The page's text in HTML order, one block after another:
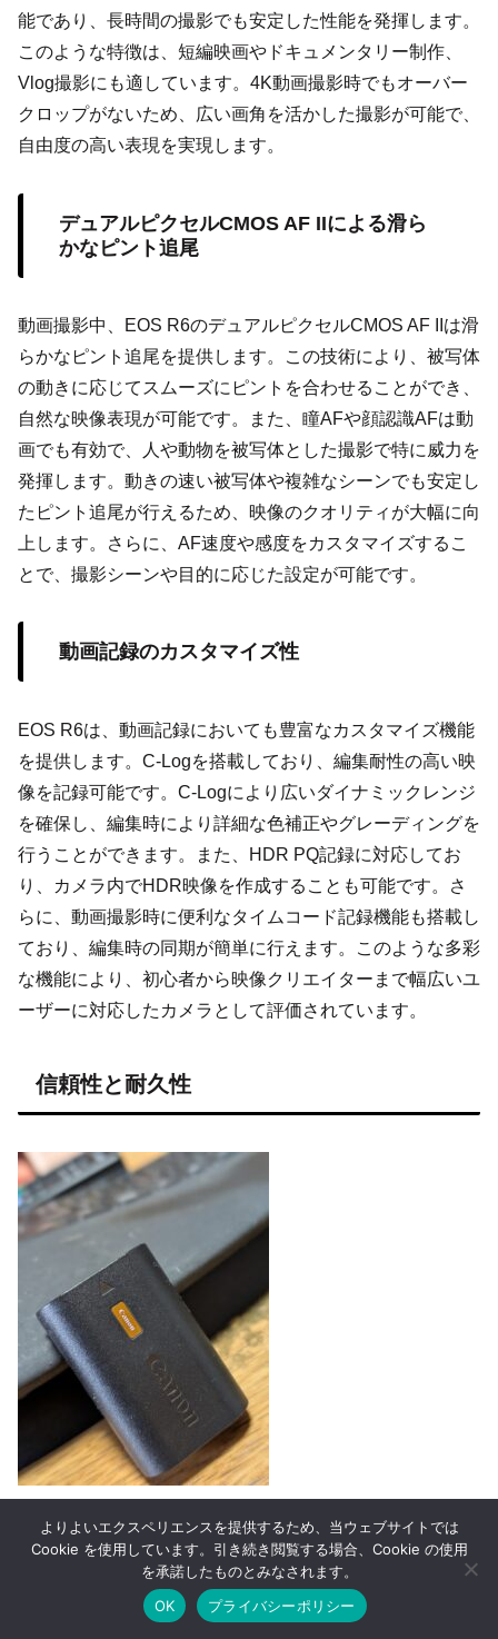
能であり、長時間の撮影でも安定した性能を発揮します。
このような特徴は、短編映画やドキュメンタリー制作、
Vlog撮影にも適しています。4K動画撮影時でもオーバー
クロップがないため、広い画角を活かした撮影が可能で、
自由度の高い表現を実現します。
デュアルピクセルCMOS AF IIによる滑ら
かなピント追尾
動画撮影中、EOS R6のデュアルピクセルCMOS AF IIは滑
らかなピント追尾を提供します。この技術により、被写体
の動きに応じてスムーズにピントを合わせることができ、
自然な映像表現が可能です。また、瞳AFや顔認識AFは動
画でも有効で、人や動物を被写体とした撮影で特に威力を
発揮します。動きの速い被写体や複雑なシーンでも安定し
たピント追尾が行えるため、映像のクオリティが大幅に向
上します。さらに、AF速度や感度をカスタマイズするこ
とで、撮影シーンや目的に応じた設定が可能です。
動画記録のカスタマイズ性
EOS R6は、動画記録においても豊富なカスタマイズ機能
を提供します。C-Logを搭載しており、編集耐性の高い映
像を記録可能です。C-Logにより広いダイナミックレンジ
を確保し、編集時により詳細な色補正やグレーディングを
行うことができます。また、HDR PQ記録に対応してお
り、カメラ内でHDR映像を作成することも可能です。さ
らに、動画撮影時に便利なタイムコード記録機能も搭載し
ており、編集時の同期が簡単に行えます。このような多彩
な機能により、初心者から映像クリエイターまで幅広いユ
ーザーに対応したカメラとして評価されています。
信頼性と耐久性
– 防塵・防滴構造
– 優れたバッテリー性能
– デュアルカードスロットによる安心設計
シェア 目次へ トップ
よりよいエクスペリエンスを提供するため、当ウェブサイトでは
Cookie を使用しています。引き続き閲覧する場合、Cookie の使用
を承諾したものとみなされます。
OK
プライバシーポリシー